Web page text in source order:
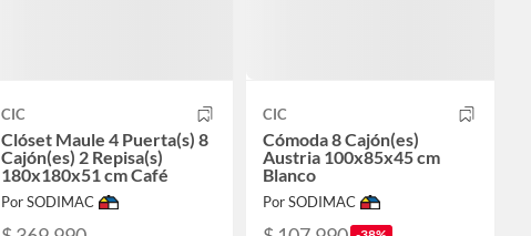
CIC
Clóset Maule 4 Puerta(s) 8
Cajón(es) 2 Repisa(s)
180x180x51 cm Café
Por SODIMAC
CIC
Cómoda 8 Cajón(es)
Austria 100x85x45 cm
Blanco
Por SODIMAC